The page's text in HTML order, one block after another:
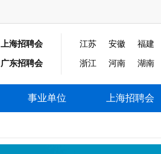
上海招聘会
广东招聘会
江苏 安徽 福建
浙江 河南 湖南
事业单位 上海招聘会